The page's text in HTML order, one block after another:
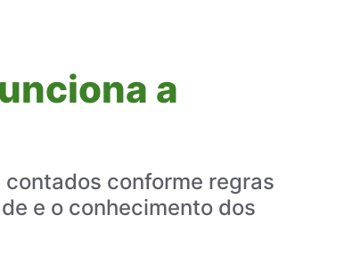
a
conforme regras
e o conhecimento dos